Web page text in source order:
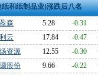
纸和纸制品业)涨跌后八名
森
5.28 -0.31
云
17.84 -0.47
资源
12.55 -0.30
股份
9.66 -0.22